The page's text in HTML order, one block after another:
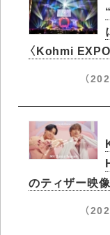
〈Kohmi
（
のティザー映
（